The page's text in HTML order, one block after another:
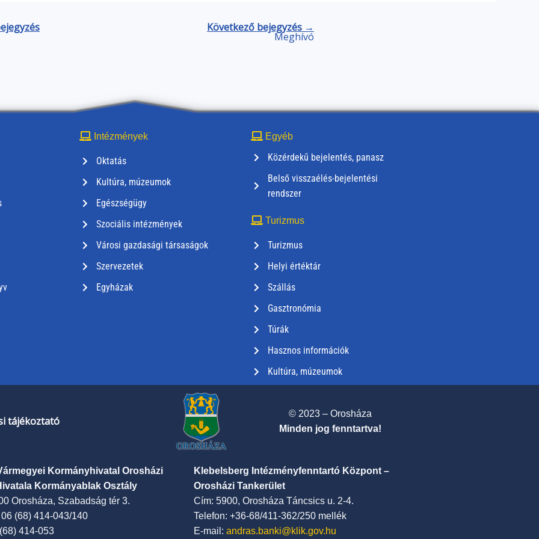
Következő bejegyzés →
Meghívó
Intézmények
Oktatás
Kultúra, múzeumok
Egészségügy
Szociális intézmények
Városi gazdasági társaságok
Szervezetek
Egyházak
Egyéb
Közérdekű bejelentés, panasz
Belső visszaélés-bejelentési
rendszer
Turizmus
Turizmus
Helyi értéktár
Szállás
Gasztronómia
Túrák
Hasznos információk
Kultúra, múzeumok
tájékoztató
© 2023 – Orosháza
Minden jog fenntartva!
Kormányhivatal Orosházi
Kormányablak Osztály
Orosháza, Szabadság tér 3.
(68) 414-043/140
414-053
Klebelsberg Intézményfenntartó Központ –
Orosházi Tankerület
Cím: 5900, Orosháza Táncsics u. 2-4.
Telefon: +36-68/411-362/250 mellék
E-mail: andras.banki@klik.gov.hu